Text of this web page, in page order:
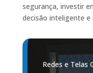
segurança, investir
decisão inteligente e
Redes e Telas